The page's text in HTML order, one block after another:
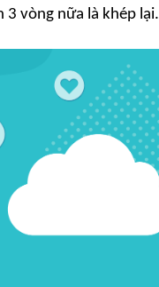
3 vòng nữa là khép lại.